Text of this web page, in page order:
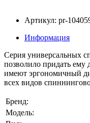
Артикул: pr-
Информация
Серия универсальных
позволило придать ему
имеют эргономичный
всех видов
Бренд:
Модель: